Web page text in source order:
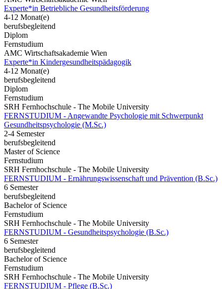
Experte*in Betriebliche Gesundheitsförderung
4-12 Monat(e)
berufsbegleitend
Diplom
Fernstudium
AMC Wirtschaftsakademie Wien
Experte*in Kindergesundheitspädagogik
4-12 Monat(e)
berufsbegleitend
Diplom
Fernstudium
SRH Fernhochschule - The Mobile University
FERNSTUDIUM - Angewandte Psychologie mit Schwerpunkt
Gesundheits­psychologie (M.Sc.)
2-4 Semester
berufsbegleitend
Master of Science
Fernstudium
SRH Fernhochschule - The Mobile University
FERNSTUDIUM - Ernährungswissenschaft und Prävention (B.Sc.)
6 Semester
berufsbegleitend
Bachelor of Science
Fernstudium
SRH Fernhochschule - The Mobile University
FERNSTUDIUM - Gesundheitspsychologie (B.Sc.)
6 Semester
berufsbegleitend
Bachelor of Science
Fernstudium
SRH Fernhochschule - The Mobile University
FERNSTUDIUM - Pflege (B.Sc.)